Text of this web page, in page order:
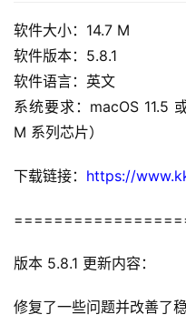
e
m
a
c
S
W
n
o
软件大小：14.7 M
软件版本：5.8.1
软件语言：英文
系统要求：macOS 11.5
M 系列芯片）
下载链接： https://
版本 5.8.1 更新内容：
修复了一些问题并改善了稳